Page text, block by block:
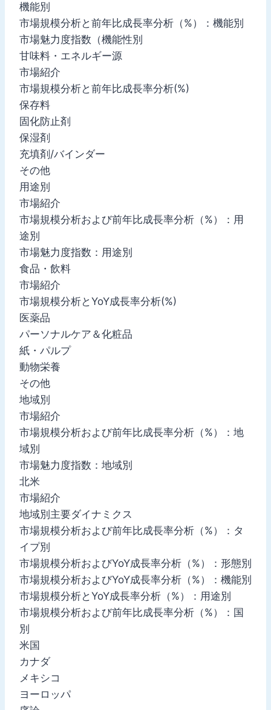
機能別
市場規模分析と前年比成長率分析（%）：機能別
市場魅力度指数（機能性別
甘味料・エネルギー源
市場紹介
市場規模分析と前年比成長率分析(%)
保存料
固化防止剤
保湿剤
充填剤/バインダー
その他
用途別
市場紹介
市場規模分析および前年比成長率分析（%）：用
途別
市場魅力度指数：用途別
食品・飲料
市場紹介
市場規模分析とYoY成長率分析(%)
医薬品
パーソナルケア＆化粧品
紙・パルプ
動物栄養
その他
地域別
市場紹介
市場規模分析および前年比成長率分析（%）：地
域別
市場魅力度指数：地域別
北米
市場紹介
地域別主要ダイナミクス
市場規模分析および前年比成長率分析（%）：タ
イプ別
市場規模分析およびYoY成長率分析（%）：形態別
市場規模分析およびYoY成長率分析（%）：機能別
市場規模分析とYoY成長率分析（%）：用途別
市場規模分析および前年比成長率分析（%）：国
別
米国
カナダ
メキシコ
ヨーロッパ